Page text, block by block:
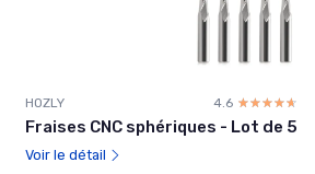
HOZLY 4.6 ☆☆☆☆☆
★★★★★
Fraises CNC sphériques - Lot de 5
Voir le détail